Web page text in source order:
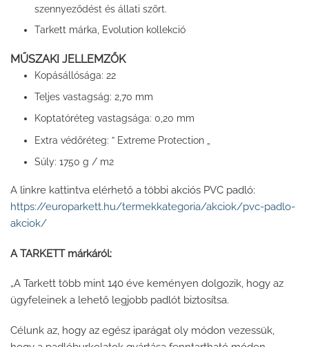
szennyeződést és állati szőrt.
Tarkett márka, Evolution kollekció
MŰSZAKI JELLEMZŐK
Kopásállósága: 22
Teljes vastagság: 2,70 mm
Koptatóréteg vastagsága: 0,20 mm
Extra védőréteg: ” Extreme Protection „
Súly: 1750 g / m2
A linkre kattintva elérhető a többi akciós PVC padló:
https://europarkett.hu/termekkategoria/akciok/pvc-padlo-
akciok/
A TARKETT márkáról:
„A Tarkett több mint 140 éve keményen dolgozik, hogy az
ügyfeleinek a lehető legjobb padlót biztosítsa.
Célunk az, hogy az egész iparágat oly módon vezessük,